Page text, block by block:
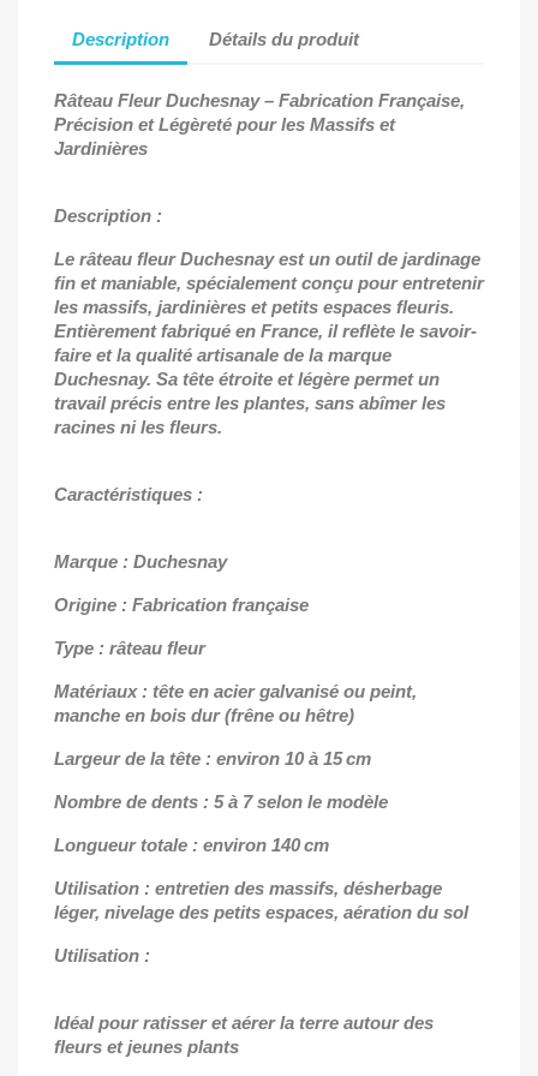
Description Détails du produit
Râteau Fleur Duchesnay– Fabrication Française,
Précision et Légèreté pour les Massifs et
Jardinières
Description :
Le râteau fleur Duchesnay est un outil de jardinage
fin et maniable, spécialement conçu pour entretenir
les massifs, jardinières et petits espaces fleuris.
Entièrement fabriqué en France, il reflète le savoir-
faire et la qualité artisanale de la marque
Duchesnay. Sa tête étroite et légère permet un
travail précis entre les plantes, sans abîmer les
racines ni les fleurs.
Caractéristiques :
Marque : Duchesnay
Origine : Fabrication française
Type : râteau fleur
Matériaux : tête en acier galvanisé ou peint,
manche en bois dur (frêne ou hêtre)
Largeur de la tête : environ 10 à 15 cm
Nombre de dents : 5 à 7 selon le modèle
Longueur totale : environ 140 cm
Utilisation : entretien des massifs, désherbage
léger, nivelage des petits espaces, aération du sol
Utilisation :
Idéal pour ratisser et aérer la terre autour des
fleurs et jeunes plants